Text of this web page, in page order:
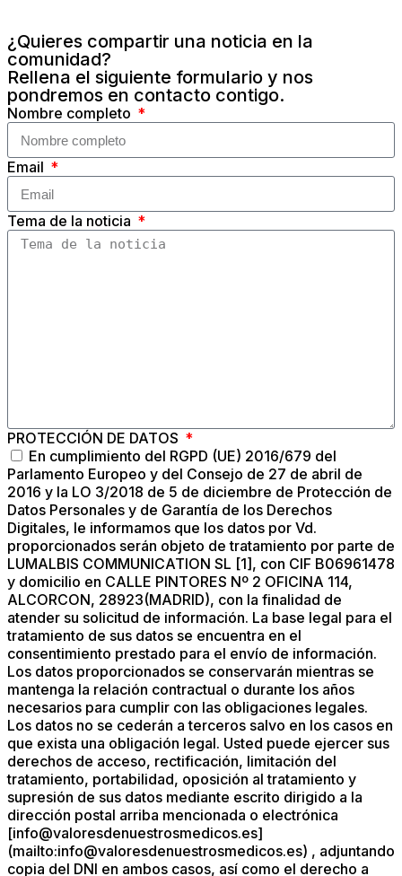
¿Quieres compartir una noticia en la
comunidad?
Rellena el siguiente formulario y nos
pondremos en contacto contigo.
Nombre completo
Email
Tema de la noticia
PROTECCIÓN DE DATOS
En cumplimiento del RGPD (UE) 2016/679 del
Parlamento Europeo y del Consejo de 27 de abril de
2016 y la LO 3/2018 de 5 de diciembre de Protección de
Datos Personales y de Garantía de los Derechos
Digitales, le informamos que los datos por Vd.
proporcionados serán objeto de tratamiento por parte de
LUMALBIS COMMUNICATION SL [1], con CIF B06961478
y domicilio en CALLE PINTORES Nº 2 OFICINA 114,
ALCORCON, 28923(MADRID), con la finalidad de
atender su solicitud de información. La base legal para el
tratamiento de sus datos se encuentra en el
consentimiento prestado para el envío de información.
Los datos proporcionados se conservarán mientras se
mantenga la relación contractual o durante los años
necesarios para cumplir con las obligaciones legales.
Los datos no se cederán a terceros salvo en los casos en
que exista una obligación legal. Usted puede ejercer sus
derechos de acceso, rectificación, limitación del
tratamiento, portabilidad, oposición al tratamiento y
supresión de sus datos mediante escrito dirigido a la
dirección postal arriba mencionada o electrónica
[info@valoresdenuestrosmedicos.es]
(mailto:info@valoresdenuestrosmedicos.es) , adjuntando
copia del DNI en ambos casos, así como el derecho a